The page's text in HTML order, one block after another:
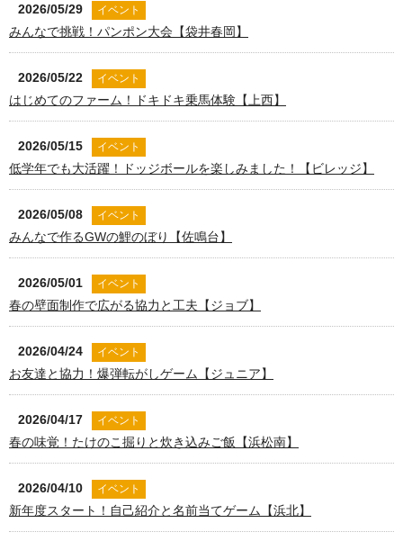
2026/05/29 イベント
みんなで挑戦！パンポン大会【袋井春岡】
2026/05/22 イベント
はじめてのファーム！ドキドキ乗馬体験【上西】
2026/05/15 イベント
低学年でも大活躍！ドッジボールを楽しみました！【ビレッジ】
2026/05/08 イベント
みんなで作るGWの鯉のぼり【佐鳴台】
2026/05/01 イベント
春の壁面制作で広がる協力と工夫【ジョブ】
2026/04/24 イベント
お友達と協力！爆弾転がしゲーム【ジュニア】
2026/04/17 イベント
春の味覚！たけのこ掘りと炊き込みご飯【浜松南】
2026/04/10 イベント
新年度スタート！自己紹介と名前当てゲーム【浜北】